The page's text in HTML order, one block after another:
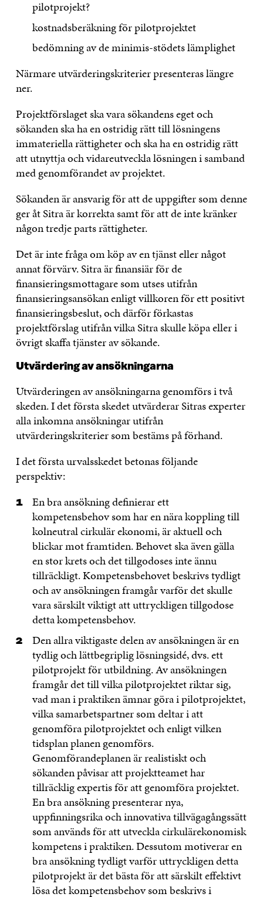
pilotprojekt?
kostnadsberäkning för pilotprojektet
bedömning av de minimis-stödets lämplighet
Närmare utvärderingskriterier presenteras längre
ner.
Projektförslaget ska vara sökandens eget och
sökanden ska ha en ostridig rätt till lösningens
immateriella rättigheter och ska ha en ostridig rätt
att utnyttja och vidareutveckla lösningen i samband
med genomförandet av projektet.
Sökanden är ansvarig för att de uppgifter som denne
ger åt Sitra är korrekta samt för att de inte kränker
någon tredje parts rättigheter.
Det är inte fråga om köp av en tjänst eller något
annat förvärv. Sitra är finansiär för de
finansieringsmottagare som utses utifrån
finansieringsansökan enligt villkoren för ett positivt
finansieringsbeslut, och därför förkastas
projektförslag utifrån vilka Sitra skulle köpa eller i
övrigt skaffa tjänster av sökande.
Utvärdering av ansökningarna
Utvärderingen av ansökningarna genomförs i två
skeden. I det första skedet utvärderar Sitras experter
alla inkomna ansökningar utifrån
utvärderingskriterier som bestäms på förhand.
I det första urvalsskedet betonas följande
perspektiv:
En bra ansökning definierar ett
kompetensbehov som har en nära koppling till
kolneutral cirkulär ekonomi, är aktuell och
blickar mot framtiden. Behovet ska även gälla
en stor krets och det tillgodoses inte ännu
tillräckligt. Kompetensbehovet beskrivs tydligt
och av ansökningen framgår varför det skulle
vara särskilt viktigt att uttryckligen tillgodose
detta kompetensbehov.
Den allra viktigaste delen av ansökningen är en
tydlig och lättbegriplig lösningsidé, dvs. ett
pilotprojekt för utbildning. Av ansökningen
framgår det till vilka pilotprojektet riktar sig,
vad man i praktiken ämnar göra i pilotprojektet,
vilka samarbetspartner som deltar i att
genomföra pilotprojektet och enligt vilken
tidsplan planen genomförs.
Genomförandeplanen är realistiskt och
sökanden påvisar att projektteamet har
tillräcklig expertis för att genomföra projektet.
En bra ansökning presenterar nya,
uppfinningsrika och innovativa tillvägagångssätt
som används för att utveckla cirkulärekonomisk
kompetens i praktiken. Dessutom motiverar en
bra ansökning tydligt varför uttryckligen detta
pilotprojekt är det bästa för att särskilt effektivt
lösa det kompetensbehov som beskrivs i